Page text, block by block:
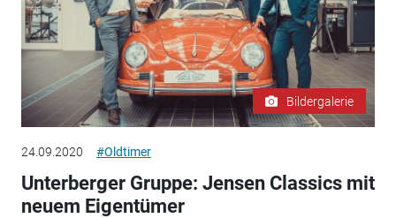
Bildergalerie
24.09.2020 #Oldtimer
Unterberger Gruppe: Jensen Classics mit
neuem Eigentümer